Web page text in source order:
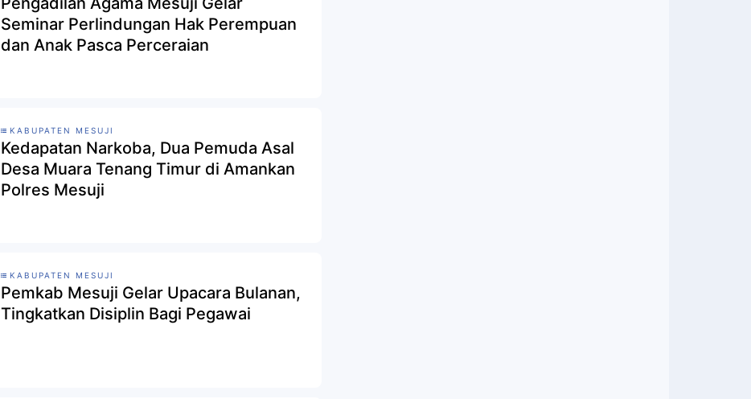
Seminar Perlindungan Hak Perempuan
dan Anak Pasca Perceraian
KABUPATEN MESUJI
Kedapatan Narkoba, Dua Pemuda Asal
Desa Muara Tenang Timur di Amankan
Polres Mesuji
KABUPATEN MESUJI
Pemkab Mesuji Gelar Upacara Bulanan,
Tingkatkan Disiplin Bagi Pegawai